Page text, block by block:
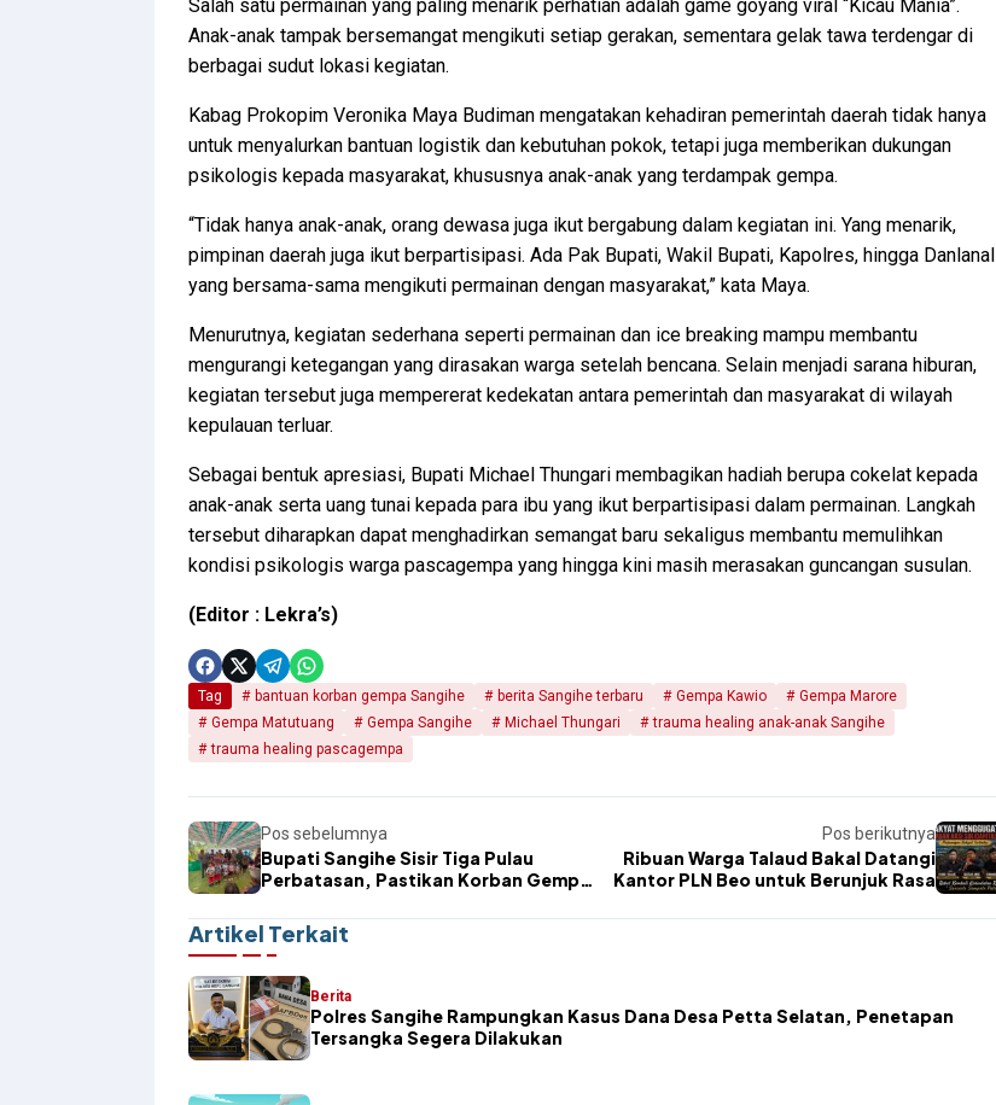
Salah satu permainan yang paling menarik perhatian adalah game goyang viral “Kicau Mania”.
Anak-anak tampak bersemangat mengikuti setiap gerakan, sementara gelak tawa terdengar di
berbagai sudut lokasi kegiatan.
Kabag Prokopim Veronika Maya Budiman mengatakan kehadiran pemerintah daerah tidak hanya
untuk menyalurkan bantuan logistik dan kebutuhan pokok, tetapi juga memberikan dukungan
psikologis kepada masyarakat, khususnya anak-anak yang terdampak gempa.
“Tidak hanya anak-anak, orang dewasa juga ikut bergabung dalam kegiatan ini. Yang menarik,
pimpinan daerah juga ikut berpartisipasi. Ada Pak Bupati, Wakil Bupati, Kapolres, hingga Danlanal
yang bersama-sama mengikuti permainan dengan masyarakat,” kata Maya.
Menurutnya, kegiatan sederhana seperti permainan dan ice breaking mampu membantu
mengurangi ketegangan yang dirasakan warga setelah bencana. Selain menjadi sarana hiburan,
kegiatan tersebut juga mempererat kedekatan antara pemerintah dan masyarakat di wilayah
kepulauan terluar.
Sebagai bentuk apresiasi, Bupati Michael Thungari membagikan hadiah berupa cokelat kepada
anak-anak serta uang tunai kepada para ibu yang ikut berpartisipasi dalam permainan. Langkah
tersebut diharapkan dapat menghadirkan semangat baru sekaligus membantu memulihkan
kondisi psikologis warga pascagempa yang hingga kini masih merasakan guncangan susulan.
(Editor : Lekra’s)
Tag bantuan korban gempa Sangihe berita Sangihe terbaru Gempa Kawio
Gempa Marore
Gempa Matutuang
Gempa Sangihe Michael Thungari
trauma healing anak-anak Sangihe
trauma healing pascagempa
Pos sebelumnya
Bupati Sangihe Sisir Tiga Pulau
Perbatasan, Pastikan Korban Gempa
Pos berikutnya
Ribuan Warga Talaud Bakal Datangi
Kantor PLN Beo untuk Berunjuk Rasa
Artikel Terkait
Berita
Polres Sangihe Rampungkan Kasus Dana Desa Petta Selatan, Penetapan
Tersangka Segera Dilakukan